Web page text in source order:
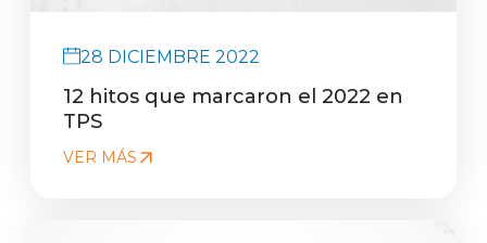
28 DICIEMBRE 2022
12 hitos que marcaron el 2022 en
TPS
VER MÁS